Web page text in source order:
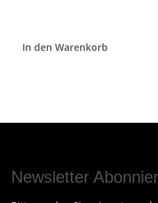
In den Warenkorb
Newsletter